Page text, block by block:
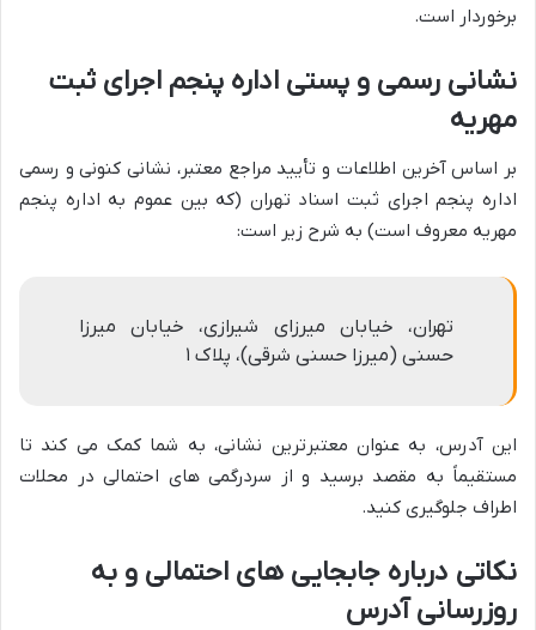
برخوردار است.
نشانی رسمی و پستی اداره پنجم اجرای ثبت
مهریه
بر اساس آخرین اطلاعات و تأیید مراجع معتبر، نشانی کنونی و رسمی
اداره پنجم اجرای ثبت اسناد تهران (که بین عموم به اداره پنجم
مهریه معروف است) به شرح زیر است:
تهران، خیابان میرزای شیرازی، خیابان میرزا
حسنی (میرزا حسنی شرقی)، پلاک ۱
این آدرس، به عنوان معتبرترین نشانی، به شما کمک می کند تا
مستقیماً به مقصد برسید و از سردرگمی های احتمالی در محلات
اطراف جلوگیری کنید.
نکاتی درباره جابجایی های احتمالی و به
روزرسانی آدرس